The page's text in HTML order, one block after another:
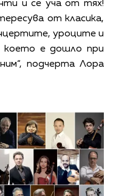
и се уча от тях!
от класика,
уроците и
което е дошло при
подчерта Лора